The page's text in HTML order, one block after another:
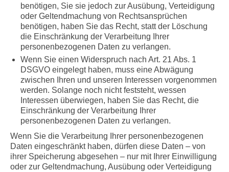
benötigen, Sie sie jedoch zur Ausübung, Verteidigung
oder Geltendmachung von Rechtsansprüchen
benötigen, haben Sie das Recht, statt der Löschung
die Einschränkung der Verarbeitung Ihrer
personenbezogenen Daten zu verlangen.
Wenn Sie einen Widerspruch nach Art. 21 Abs. 1
DSGVO eingelegt haben, muss eine Abwägung
zwischen Ihren und unseren Interessen vorgenommen
werden. Solange noch nicht feststeht, wessen
Interessen überwiegen, haben Sie das Recht, die
Einschränkung der Verarbeitung Ihrer
personenbezogenen Daten zu verlangen.
Wenn Sie die Verarbeitung Ihrer personenbezogenen
Daten eingeschränkt haben, dürfen diese Daten – von
ihrer Speicherung abgesehen – nur mit Ihrer Einwilligung
oder zur Geltendmachung, Ausübung oder Verteidigung